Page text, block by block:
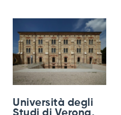
Università degli